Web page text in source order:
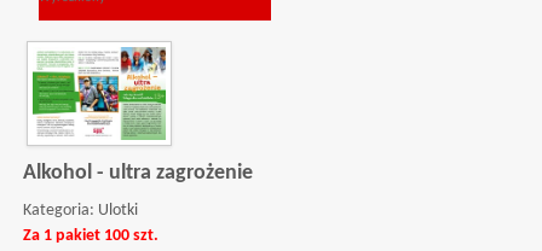
Alkohol - ultra zagrożenie
Kategoria: Ulotki
Za 1 pakiet 100 szt.